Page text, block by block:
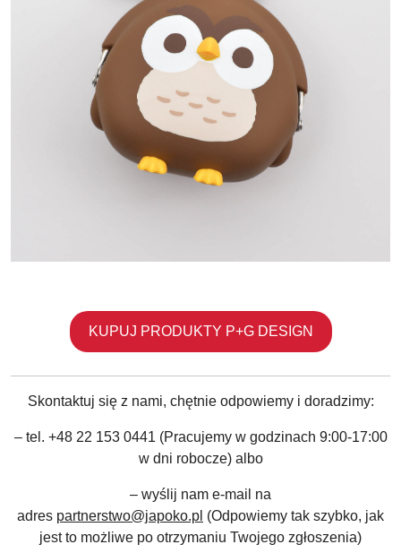
KUPUJ PRODUKTY P+G DESIGN
Skontaktuj się z nami, chętnie odpowiemy i doradzimy:
– tel. +48 22 153 0441 (Pracujemy w godzinach 9:00-17:00
w dni robocze) albo
– wyślij nam e-mail na
adres partnerstwo@japoko.pl (Odpowiemy tak szybko, jak
jest to możliwe po otrzymaniu Twojego zgłoszenia)